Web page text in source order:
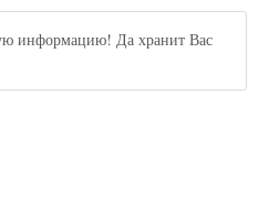
информацию! Да хранит Вас